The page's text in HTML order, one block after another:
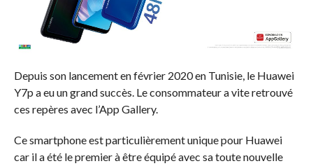
Depuis son lancement en février 2020 en Tunisie, le Huawei
Y7p a eu un grand succès. Le consommateur a vite retrouvé
ces repères avec l’App Gallery.
Ce smartphone est particulièrement unique pour Huawei
car il a été le premier à être équipé avec sa toute nouvelle